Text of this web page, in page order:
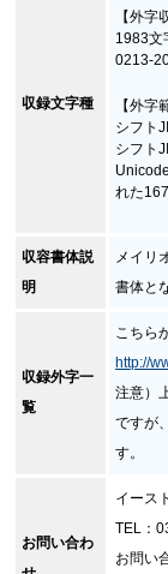
収録文字種
【外字
1983文
0213-
【外字
シフト
シフト
れた
収容書体説
明
メイリ
書体と
収録外字一
覧
こちら
http://
注意）
ですが
す。
お問い合わ
イース
TEL：
お問い